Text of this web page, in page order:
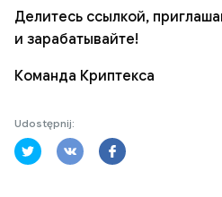
Делитесь ссылкой,
и зарабатывайте!
Команда Криптекса
Udostępnij: